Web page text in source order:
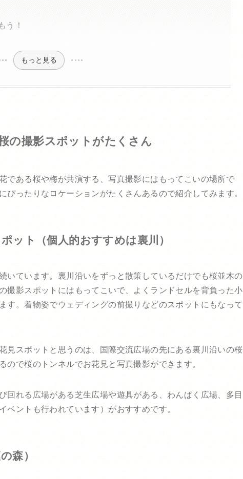
う！
もっと見る
の撮影スポットがたくさん
である桜や梅が共演する、写真撮影にはもってこいの場所で
ったりなロケーションがたくさんあるので紹介してみます。
ット（個人的おすすめは裏川）
いています。裏川沿いをずっと散策しているだけでも桜並木の
撮影スポットにはもってこいで、よくランドセルを背負った小
す。着物姿でウェディングの前撮りなどのスポットにもなって
見スポットと思うのは、国際交流広場の先にある裏川沿いの桜
で桜のトンネルでお花見と写真撮影ができます。
回れる広場がある芝生広場や遊具がある、わんぱく広場、多目
ベントも行われています）がおすすめです。
森）